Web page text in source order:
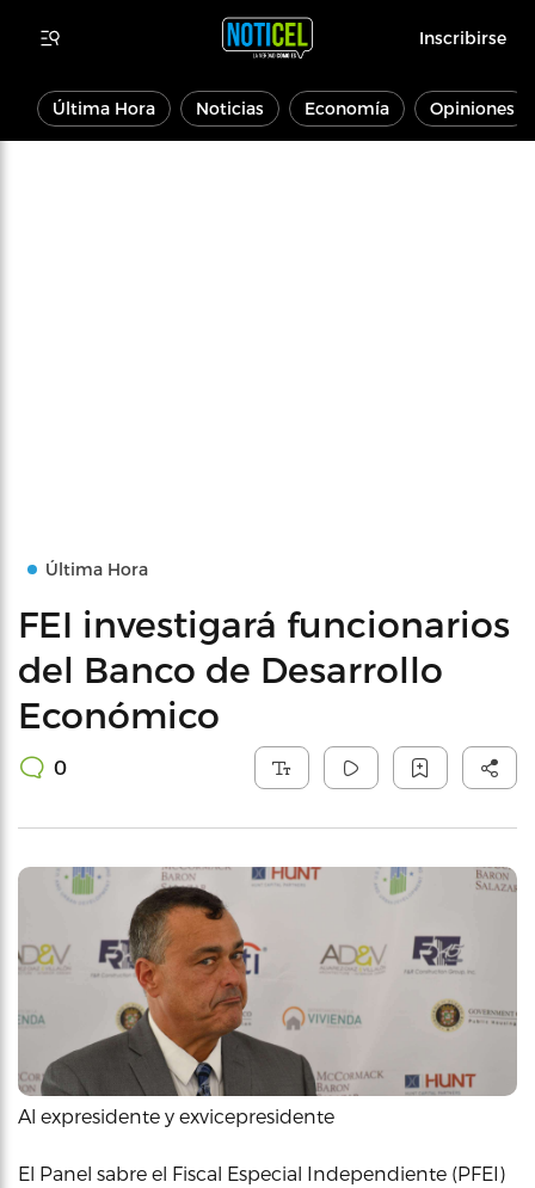
Inscribirse
Última Hora Noticias Economía Opiniones
Última Hora
FEI investigará funcionarios
del Banco de Desarrollo
Económico
0
Al expresidente y exvicepresidente
El Panel sabre el Fiscal Especial Independiente (PFEI)